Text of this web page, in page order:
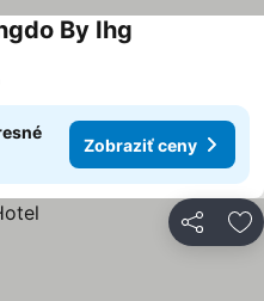
By Ihg
Zobraziť ceny
Zdieľať